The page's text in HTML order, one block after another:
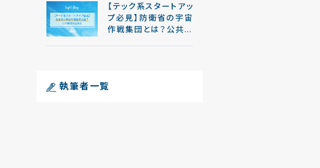
【テック系スタートアッ
プ必見】防衛省の宇宙
作戦集団とは？公共調
執筆者一覧